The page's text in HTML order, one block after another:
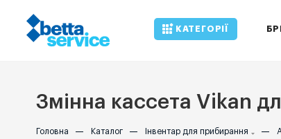
КАТЕГОРІЇ
Змінна кассета Vikan
Головна — Каталог — Інвентар для прибирання —